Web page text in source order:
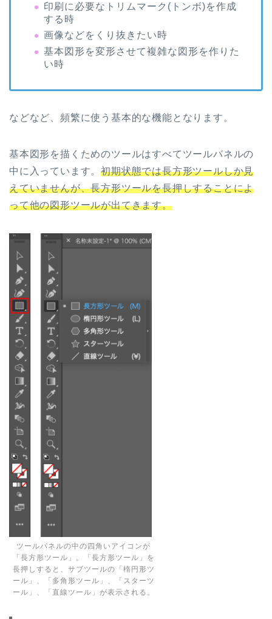
印刷に必要なトリムマーク(トンボ)を作成
する時
画像などをくり抜きたい時
基本図形を変形させて複雑な図形を作りた
い時
などなど、頻繁に使う基本的な機能となります。
基本図形を描くためのツールはすべてツールパネルの
中に入っています。初期状態では長方形ツールしか見
えていませんが、長方形ツールを長押しすることによ
って他の図形ツールが出てきます。
ツールパネルの中の四角いアイコンが
「長方形ツール」。「長方形ツール」を
長押しすると、サブツールの「楕円形ツ
ール」、「多角形ツール」、「スターツ
ール」、「直線ツール」が表示される。